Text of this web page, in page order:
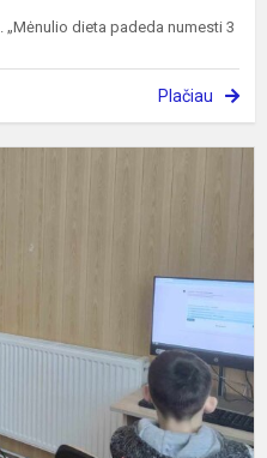
„Mėnulio dieta padeda numesti 3
Plačiau